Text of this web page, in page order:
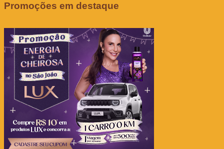
Promoções em destaque